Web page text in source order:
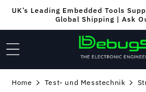
zum
UK’s Leading Embedded Tools
Global Shipping | Ask
Home Test- und Messtechnik